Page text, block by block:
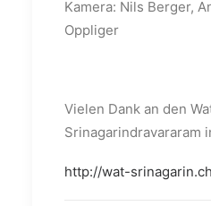
Kamera: Nils Berger,
Oppliger
Vielen Dank an den
Srinagarindravararam
http://wat-